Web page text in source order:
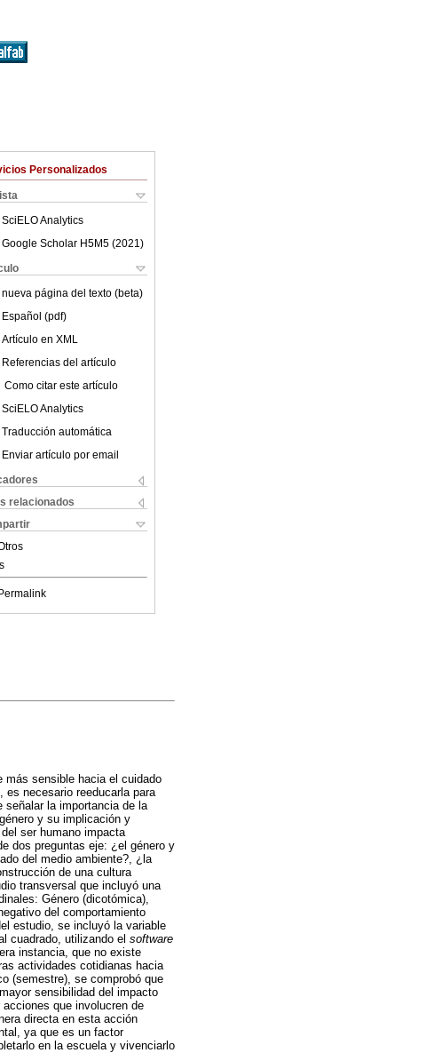
Personalizados
SciELO Analytics
Google Scholar H5M5 (2021 )
nueva página del texto (beta)
Español (pdf)
Artículo en XML
Referencias del artículo
Como citar este artículo
SciELO Analytics
Traducción automática
Enviar artículo por email
relacionados
Permalink
más sensible hacia el cuidado
necesario reeducarla para
señalar la importancia de la
y su implicación y
ser humano impacta
dos preguntas eje: ¿el género y
del medio ambiente?, ¿la
de una cultura
transversal que incluyó una
Género (dicotómica),
del comportamiento
estudio, se incluyó la variable
cuadrado, utilizando el software
instancia, que no existe
actividades cotidianas hacia
(semestre), se comprobó que
sensibilidad del impacto
que involucren de
directa en esta acción
ya que es un factor
en la escuela y vivenciarlo